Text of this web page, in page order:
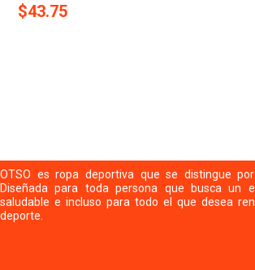
$43.75
OTSO es ropa deportiva que se distingue
Diseñada para toda persona que busca un
saludable e incluso para todo el que desea
deporte.